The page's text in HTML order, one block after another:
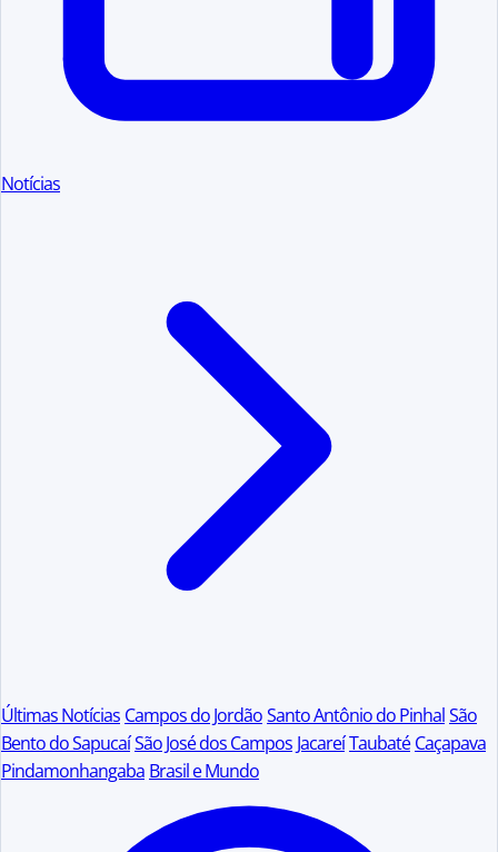
Notícias
Últimas Notícias Campos do JordãoSanto Antônio do PinhalSão
Bento do SapucaíSão José dos Campos JacareíTaubaté Caçapava
Pindamonhangaba Brasil e Mundo